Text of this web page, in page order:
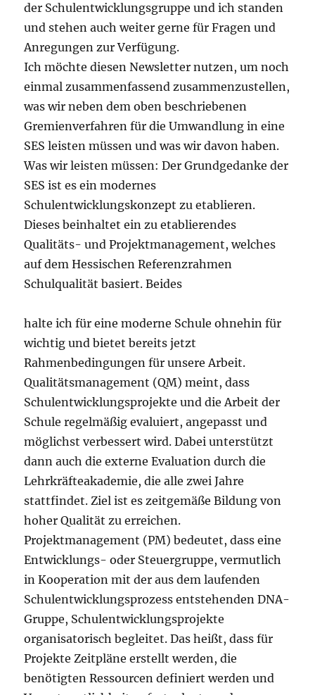
der Schulentwicklungsgruppe und ich standen
und stehen auch weiter gerne für Fragen und
Anregungen zur Verfügung.
Ich möchte diesen Newsletter nutzen, um noch
einmal zusammenfassend zusammenzustellen,
was wir neben dem oben beschriebenen
Gremienverfahren für die Umwandlung in eine
SES leisten müssen und was wir davon haben.
Was wir leisten müssen: Der Grundgedanke der
SES ist es ein modernes
Schulentwicklungskonzept zu etablieren.
Dieses beinhaltet ein zu etablierendes
Qualitäts- und Projektmanagement, welches
auf dem Hessischen Referenzrahmen
Schulqualität basiert. Beides
halte ich für eine moderne Schule ohnehin für
wichtig und bietet bereits jetzt
Rahmenbedingungen für unsere Arbeit.
Qualitätsmanagement (QM) meint, dass
Schulentwicklungsprojekte und die Arbeit der
Schule regelmäßig evaluiert, angepasst und
möglichst verbessert wird. Dabei unterstützt
dann auch die externe Evaluation durch die
Lehrkräfteakademie, die alle zwei Jahre
stattfindet. Ziel ist es zeitgemäße Bildung von
hoher Qualität zu erreichen.
Projektmanagement (PM) bedeutet, dass eine
Entwicklungs- oder Steuergruppe, vermutlich
in Kooperation mit der aus dem laufenden
Schulentwicklungsprozess entstehenden DNA-
Gruppe, Schulentwicklungsprojekte
organisatorisch begleitet. Das heißt, dass für
Projekte Zeitpläne erstellt werden, die
benötigten Ressourcen definiert werden und